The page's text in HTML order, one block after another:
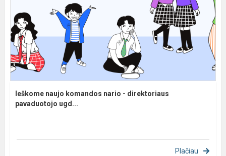
Ieškome naujo komandos nario - direktoriaus
pavaduotojo ugd...
Plačiau